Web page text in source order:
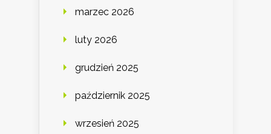
marzec 2026
luty 2026
grudzień 2025
październik 2025
wrzesień 2025